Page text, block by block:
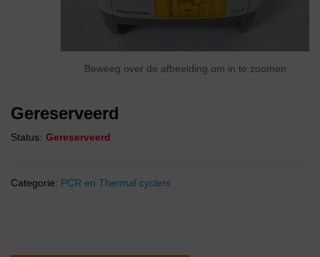
Beweeg over de afbeelding om in te zoomen
Gereserveerd
Status: Gereserveerd
Categorie: PCR en Thermal cyclers